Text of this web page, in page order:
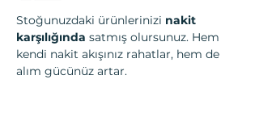
Stoğunuzdaki ürünlerinizi nakit
karşılığında satmış olursunuz. Hem
kendi nakit akışınız rahatlar, hem de
alım gücünüz artar.